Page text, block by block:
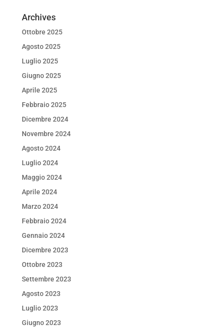
Archives
Ottobre 2025
Agosto 2025
Luglio 2025
Giugno 2025
Aprile 2025
Febbraio 2025
Dicembre 2024
Novembre 2024
Agosto 2024
Luglio 2024
Maggio 2024
Aprile 2024
Marzo 2024
Febbraio 2024
Gennaio 2024
Dicembre 2023
Ottobre 2023
Settembre 2023
Agosto 2023
Luglio 2023
Giugno 2023